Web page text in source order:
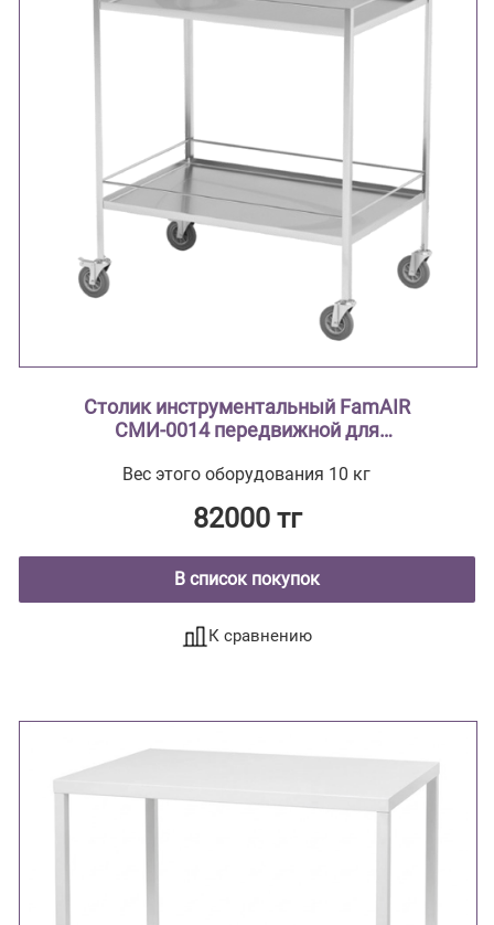
Столик инструментальный FamAIR
СМИ-0014 передвижной для
коробок (биксов) двухуровневый.
Вес этого оборудования 10 кг
82000 тг
В список покупок
К сравнению